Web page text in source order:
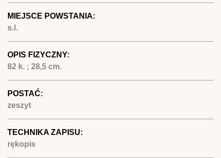
MIEJSCE POWSTANIA:
s.l.
OPIS FIZYCZNY:
82 k. ; 28,5 cm.
POSTAĆ:
zeszyt
TECHNIKA ZAPISU:
rękopis